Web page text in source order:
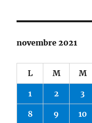
novembre 2021
L M M
1 2 3
8 9 10